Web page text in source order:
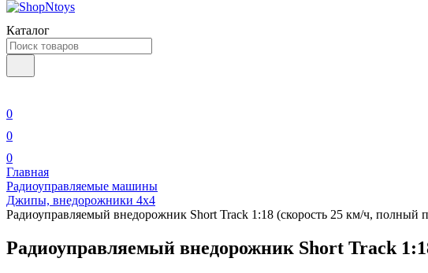
Каталог
0
0
0
Главная
Радиоуправляемые машины
Джипы, внедорожники 4x4
Радиоуправляемый внедорожник Short Track 1:18 (скорость 25 км/ч, полный
Радиоуправляемый внедорожник Short Track